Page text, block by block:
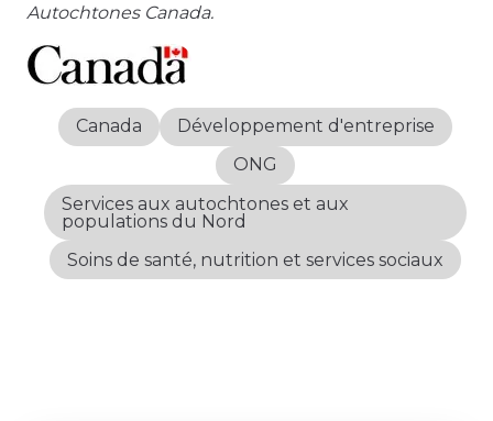
Autochtones Canada.
Canada
Développement d'entreprise
ONG
Services aux autochtones et aux
populations du Nord
Soins de santé, nutrition et services sociaux